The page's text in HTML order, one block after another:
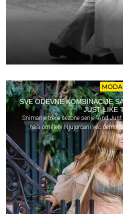
MODA
SVE ODEVNE KOMBINACIJE
JUST LIKE
Snimanje treće sezone serije "And
naši omiljeni Njujorčani već